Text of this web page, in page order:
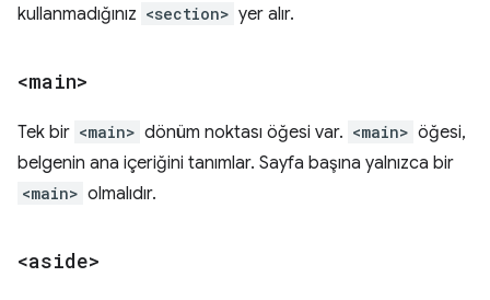
kullanmadığınız <section> yer alır.
<main>
Tek bir <main> dönüm noktası öğesi var. <main> öğesi,
belgenin ana içeriğini tanımlar. Sayfa başına yalnızca bir
<main> olmalıdır.
<aside>